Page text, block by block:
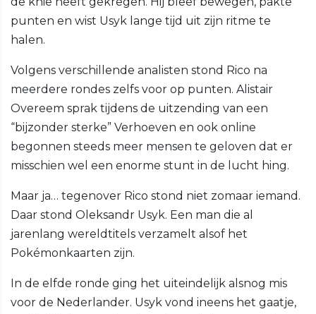
punten en wist Usyk lange tijd uit zijn ritme te
halen.
Volgens verschillende analisten stond Rico na
meerdere rondes zelfs voor op punten. Alistair
Overeem sprak tijdens de uitzending van een
“bijzonder sterke” Verhoeven en ook online
begonnen steeds meer mensen te geloven dat er
misschien wel een enorme stunt in de lucht hing.
Maar ja… tegenover Rico stond niet zomaar iemand.
Daar stond Oleksandr Usyk. Een man die al
jarenlang wereldtitels verzamelt alsof het
Pokémonkaarten zijn.
In de elfde ronde ging het uiteindelijk alsnog mis
voor de Nederlander. Usyk vond ineens het gaatje,